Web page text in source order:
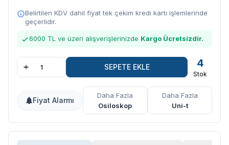
Belirtilen KDV dahil fiyat tek çekim kredi kartı işlemlerinde
geçerlidir.
6000 TL ve üzeri alışverişlerinizde Kargo Ücretsizdir.
SEPETE EKLE 4
Stok
Fiyat Alarmı
Daha Fazla
Osiloskop
Daha Fazla
Uni-t